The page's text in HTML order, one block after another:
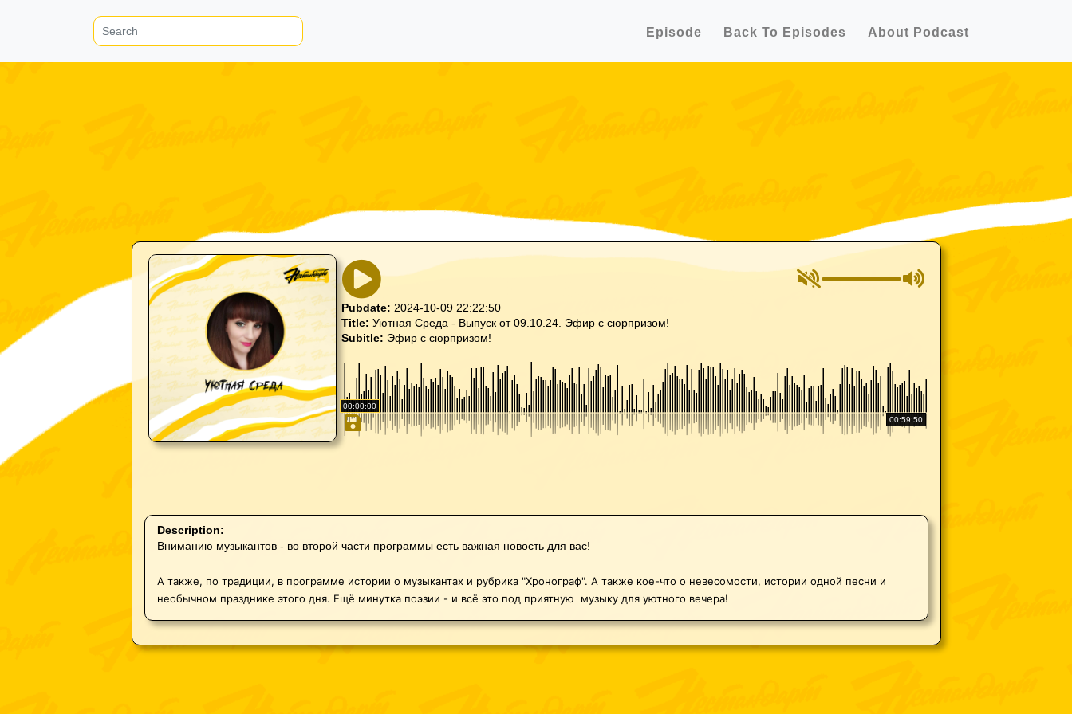
Episode Back To Episodes About Podcast
Pubdate: 2024-10-09 22:22:50
Title: Уютная Среда - Выпуск от 09.10.24. Эфир с сюрпризом!
Subitle: Эфир с сюрпризом!
00:00:00
00:59:50
Description:
Вниманию музыкантов - во второй части программы есть важная новость для вас!
А также, по традиции, в программе истории о музыкантах и ​​рубрика "Хронограф". А также кое-что о невесомости, истории одной песни и
необычном празднике этого дня. Ещё минутка поэзии - и всё это под приятную
музыку для уютного вечера!